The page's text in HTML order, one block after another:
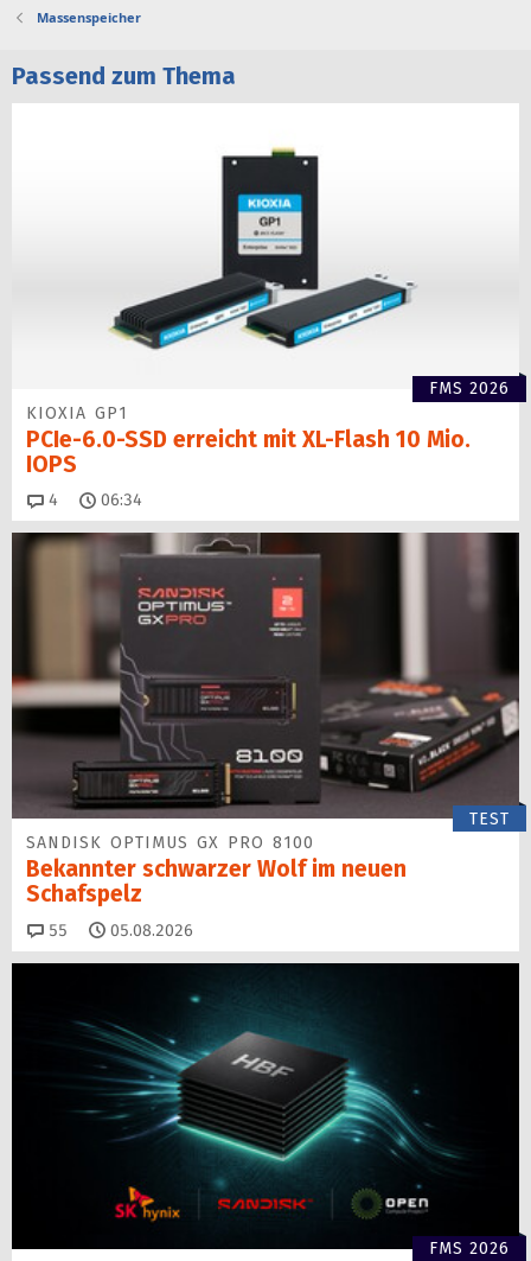
Massenspeicher
Passend zum Thema
FMS 2026
KIOXIA GP1
PCIe-6.0-SSD erreicht mit XL-Flash 10 Mio.
IOPS
4 Kommentare
06:34
TEST
SANDISK OPTIMUS GX PRO 8100
Bekannter schwarzer Wolf im neuen
Schafspelz
55 Kommentare
05.08.2026
FMS 2026